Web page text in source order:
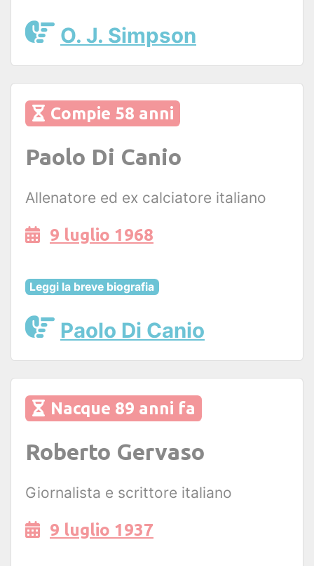
O. J. Simpson
Compie 58 anni
Paolo Di Canio
Allenatore ed ex calciatore italiano
9 luglio 1968
Leggi la breve biografia
Paolo Di Canio
Nacque 89 anni fa
Roberto Gervaso
Giornalista e scrittore italiano
9 luglio 1937